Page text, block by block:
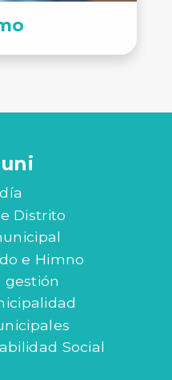
Distrito
e Himno
gestión
Social